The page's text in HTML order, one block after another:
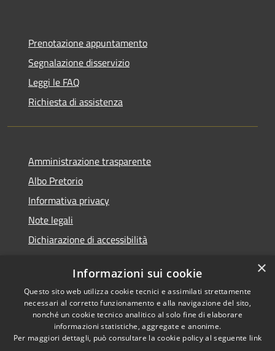
Prenotazione appuntamento
Segnalazione disservizio
Leggi le FAQ
Richiesta di assistenza
Amministrazione trasparente
Albo Pretorio
Informativa privacy
Note legali
Dichiarazione di accessibilità
RSS
Accessibilità
Cookie
Copyright © 2026 • Comune di
Veduggio con Colzano •
Powered byMunicipium
Accesso redazione
×
Informazioni sui cookie
Questo sito web utilizza cookie tecnici e assimilati strettamente
necessari al corretto funzionamento e alla navigazione del sito,
nonché un cookie tecnico analitico al solo fine di elaborare
informazioni statistiche, aggregate e anonime.
Per maggiori dettagli, può consultare la cookie policy al seguente link